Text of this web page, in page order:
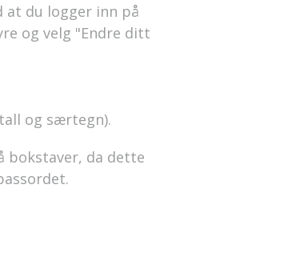
at du logger inn på
og velg "Endre ditt
og særtegn).
bokstaver, da dette